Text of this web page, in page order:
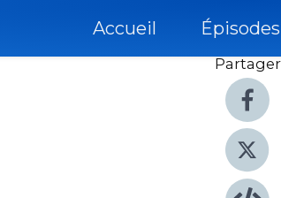
Accueil Épisodes
Partager